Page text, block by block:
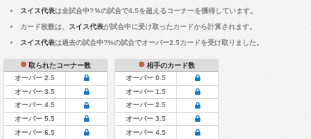
スイス代表は全試合中?％の試合で4.5を超えるコーナーを獲得しています。
カード枚数は、 スイス代表が試合中に受け取ったカードから計算されます。
スイス代表は過去の試合中?%の試合でオーバー2.5カードを受け取りました。
取られたコーナー数
オーバー 2.5
オーバー 3.5
オーバー 4.5
オーバー 5.5
オーバー 6.5
相手のカード数
オーバー 0.5
オーバー 1.5
オーバー 2.5
オーバー 3.5
オーバー 4.5